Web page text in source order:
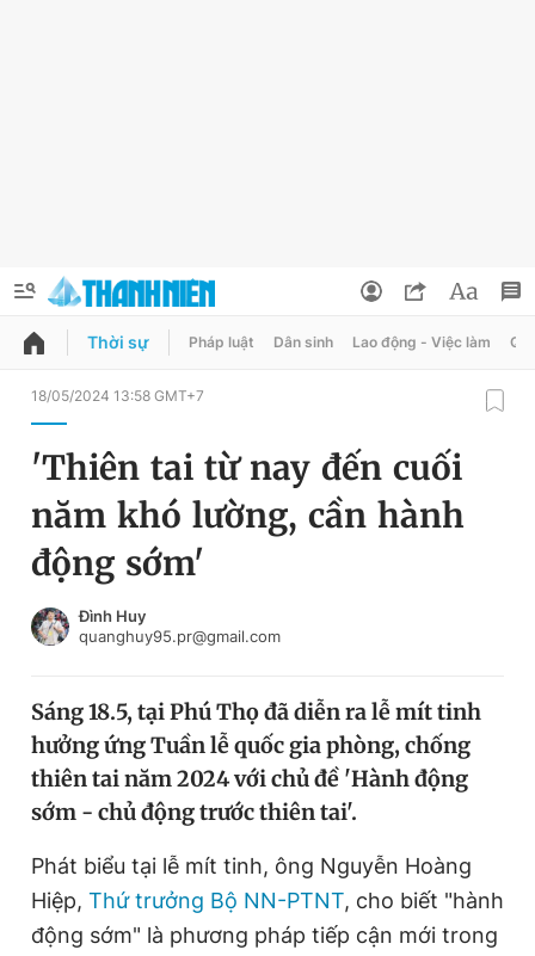
QUẢNG CÁO
Chuyên mục
Chuyên mục khác
Chào ngày mới
Video Magazine
Sản phẩm khác
Tiện ích Bạn cần biết
Đổi mật khẩu
Tin đã lưu
Tin đã xem
Đăng xuất
Thời sự Pháp luật Dân sinh Lao động - Việc làm
18/05/2024 13:58 GMT+7
'Thiên tai từ nay đến cuối
năm khó lường, cần hành
động sớm'
Đình Huy
quanghuy95.pr@gmail.com
Sáng 18.5, tại Phú Thọ đã diễn ra lễ mít tinh
hưởng ứng Tuần lễ quốc gia phòng, chống
thiên tai năm 2024 với chủ đề 'Hành động
sớm - chủ động trước thiên tai'.
Phát biểu tại lễ mít tinh, ông Nguyễn Hoàng
Hiệp, Thứ trưởng Bộ NN-PTNT, cho biết "hành
động sớm" là phương pháp tiếp cận mới trong